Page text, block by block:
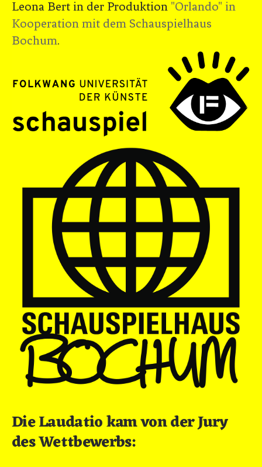
Leona Bert in der Produktion "Orlando" in
Kooperation mit dem Schauspielhaus
Bochum.
Die Laudatio kam von der Jury
des Wettbewerbs: